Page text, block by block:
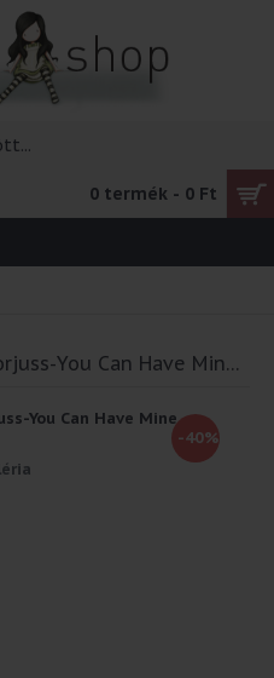
0 termék - 0 Ft
Gorjuss-You Can
Dupla Zsebes Hátizsák-Gorjuss-You Can Have Mine Sparkle & Bloom
-40%